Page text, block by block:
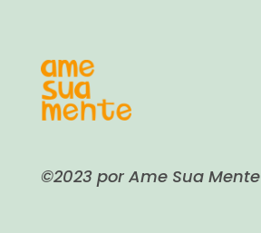
©2023 por Ame Sua Mente